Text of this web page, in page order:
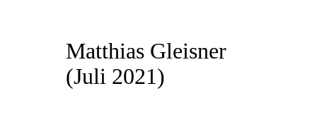
Matthias Gleisner
(Juli 2021)